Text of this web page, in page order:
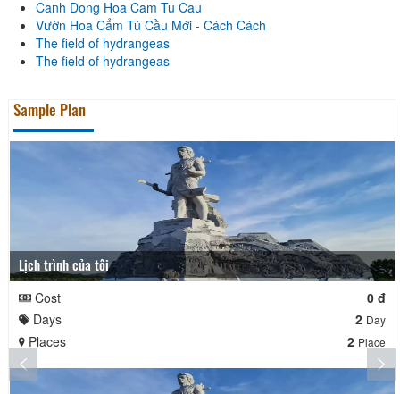
Canh Dong Hoa Cam Tu Cau
Vườn Hoa Cẩm Tú Cầu Mới - Cách Cách
The field of hydrangeas
The field of hydrangeas
Sample Plan
Lịch trình của tôi
Cost
0 đ
Days
2 Day
Places 2 Place